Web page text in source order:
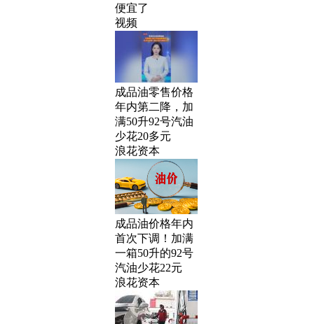
便宜了
视频
成品油零售价格
年内第二降，加
满50升92号汽油
少花20多元
浪花资本
成品油价格年内
首次下调！加满
一箱50升的92号
汽油少花22元
浪花资本